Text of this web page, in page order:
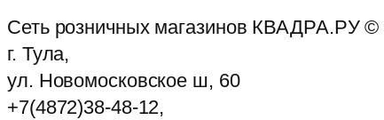
Сеть розничных магазинов КВАДРА.РУ ©
г. Тула,
ул. Новомосковское ш, 60
+7(4872)38-48-12,